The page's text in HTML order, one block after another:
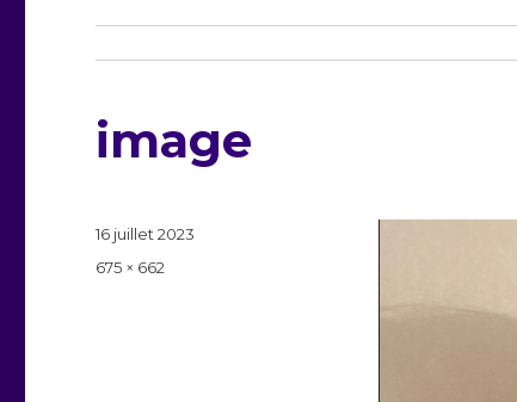
image
Publié
16 juillet 2023
Taille
675 × 662